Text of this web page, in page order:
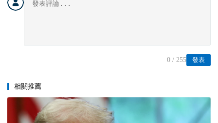
發表
0 / 255
相關推薦